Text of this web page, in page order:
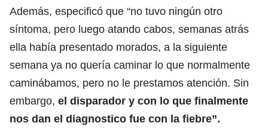
Además, especificó que “no tuvo ningún otro
síntoma, pero luego atando cabos, semanas atrás
ella había presentado morados, a la siguiente
semana ya no quería caminar lo que normalmente
caminábamos, pero no le prestamos atención. Sin
embargo, el disparador y con lo que finalmente
nos dan el diagnostico fue con la fiebre”.